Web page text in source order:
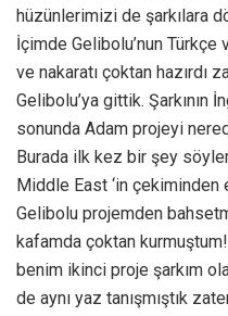
hüzünlerimizi de şarkılara
İçimde Gelibolu’nun Türkçe
ve nakaratı çoktan hazırdı
Gelibolu’ya gittik. Şarkının
sonunda Adam projeyi
Burada ilk kez bir şey
Middle East ‘in
Gelibolu projemden
kafamda çoktan
benim ikinci proje şarkım
de aynı yaz tanışmıştık